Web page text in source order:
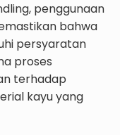
penggunaan
bahwa
persyaratan
proses
terhadap
kayu yang